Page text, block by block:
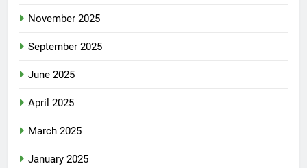
November 2025
September 2025
June 2025
April 2025
March 2025
January 2025